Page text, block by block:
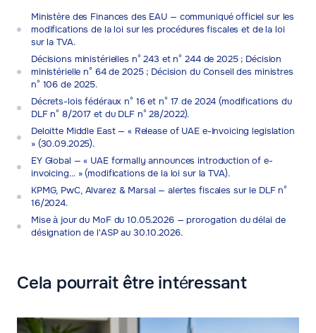
Ministère des Finances des EAU — communiqué officiel sur les
modifications de la loi sur les procédures fiscales et de la loi
sur la TVA.
Décisions ministérielles n° 243 et n° 244 de 2025 ; Décision
ministérielle n° 64 de 2025 ; Décision du Conseil des ministres
n° 106 de 2025.
Décrets-lois fédéraux n° 16 et n° 17 de 2024 (modifications du
DLF n° 8/2017 et du DLF n° 28/2022).
Deloitte Middle East — « Release of UAE e-Invoicing legislation
» (30.09.2025).
EY Global — « UAE formally announces introduction of e-
invoicing… » (modifications de la loi sur la TVA).
KPMG, PwC, Alvarez & Marsal — alertes fiscales sur le DLF n°
16/2024.
Mise à jour du MoF du 10.05.2026 — prorogation du délai de
désignation de l'ASP au 30.10.2026.
Cela pourrait être intéressant